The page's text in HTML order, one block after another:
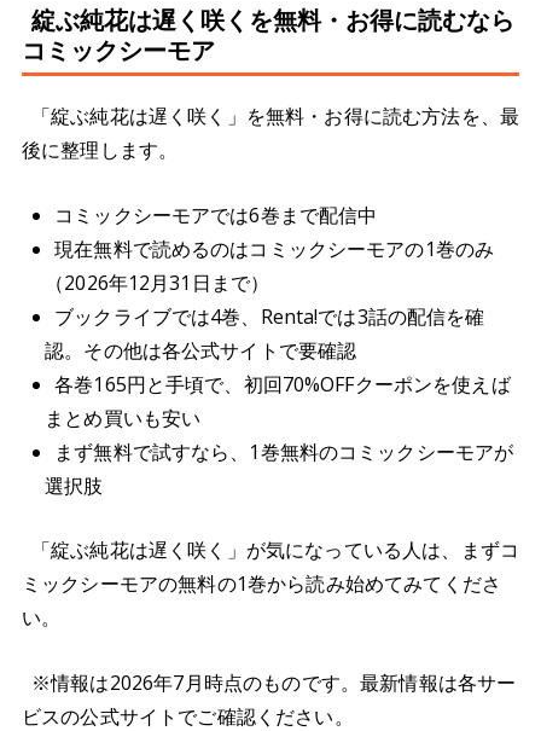
綻ぶ純花は遅く咲くを無料・お得に読むなら
コミックシーモア
「綻ぶ純花は遅く咲く」を無料・お得に読む方法を、最
後に整理します。
コミックシーモアでは6巻まで配信中
現在無料で読めるのはコミックシーモアの1巻のみ
（2026年12月31日まで）
ブックライブでは4巻、Renta!では3話の配信を確
認。その他は各公式サイトで要確認
各巻165円と手頃で、初回70%OFFクーポンを使えば
まとめ買いも安い
まず無料で試すなら、1巻無料のコミックシーモアが
選択肢
「綻ぶ純花は遅く咲く」が気になっている人は、まずコ
ミックシーモアの無料の1巻から読み始めてみてくださ
い。
※情報は2026年7月時点のものです。最新情報は各サー
ビスの公式サイトでご確認ください。